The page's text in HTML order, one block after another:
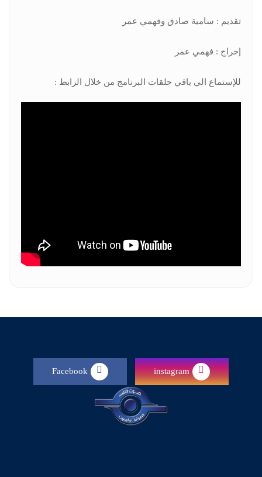
تقديم : سامية صادق وفهمي عمر
إخراج : فهمي عمر
للإستماع الي باقي حلقات البرنامج من خلال الرابط :
instagram
Facebook